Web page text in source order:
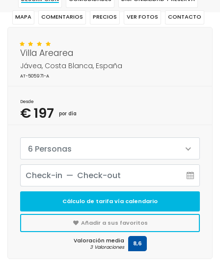
MAPA COMENTARIOS PRECIOS VER FOTOS CONTACTO
Villa Arearea
Jávea, Costa Blanca, España
AT-505971-A
Desde
€ 197 por día
6 Personas
Cálculo de tarifa vía calendario
Añadir a sus favoritos
Valoración media
3 Valoraciones 8,6